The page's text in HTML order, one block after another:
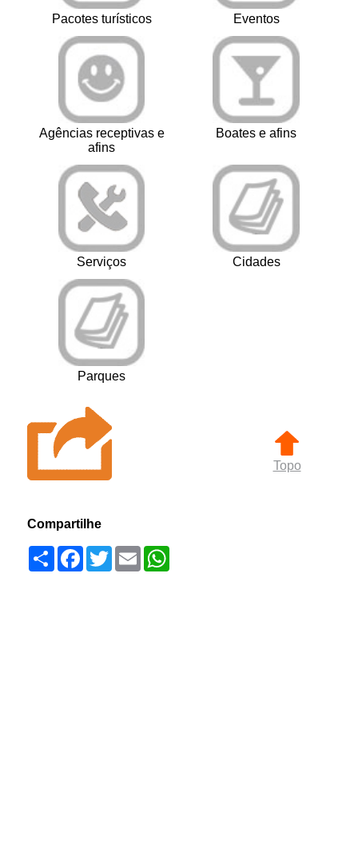
Pacotes turísticos Eventos
Agências receptivas e
afins
Boates e afins
Serviços Cidades
Parques
Topo
Compartilhe
Compartilhar
Facebook
TwitterEmail